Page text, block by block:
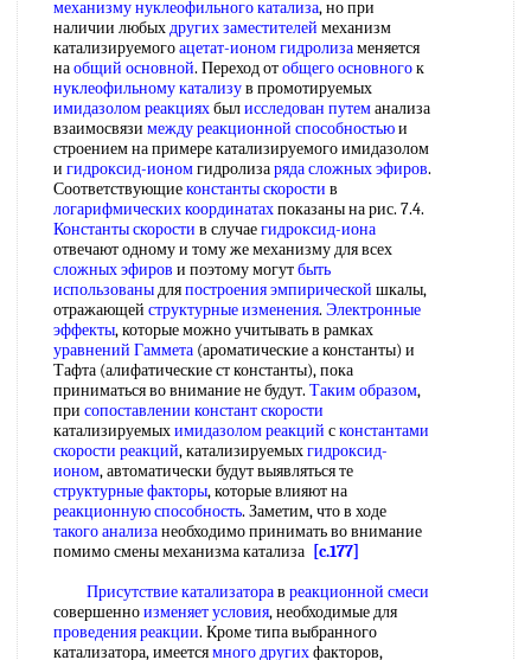
механизму нуклеофильного катализа, но при
наличии любыхдругих заместителей механизм
катализируемогоацетат-ионом гидролизаменяется
наобщий основной. Переход отобщего основногок
нуклеофильному катализув промотируемых
имидазолом реакцияхбылисследован путеманализа
взаимосвязи между реакционной способностьюи
строением на примере катализируемого имидазолом
и гидроксид-иономгидролизаряда сложных эфиров.
Соответствующиеконстанты скорости в
логарифмических координатахпоказаны на рис. 7.4.
Константы скорости в случаегидроксид-иона
отвечают одному и тому же механизму для всех
сложных эфиров и поэтому могутбыть
использованыдляпостроения эмпирической шкалы,
отражающей структурные изменения. Электронные
эффекты, которые можно учитывать в рамках
уравнений Гаммета (ароматические а константы) и
Тафта (алифатические ст константы), пока
приниматься во внимание не будут. Таким образом,
при сопоставлении констант скорости
катализируемыхимидазолом реакций сконстантами
скорости реакций, катализируемыхгидроксид-
ионом, автоматически будут выявляться те
структурные факторы, которые влияют на
реакционную способность. Заметим, что в ходе
такого анализанеобходимо принимать во внимание
помимо смены механизма катализа [c.177]
Присутствие катализаторав реакционной смеси
совершенноизменяет условия, необходимые для
проведения реакции. Кроме типа выбранного
катализатора, имеетсямного другихфакторов,